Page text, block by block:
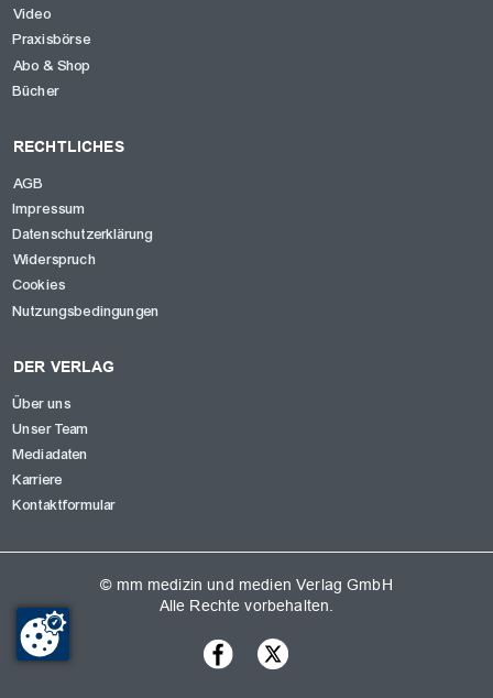
Video
Praxisbörse
Abo & Shop
Bücher
RECHTLICHES
AGB
Impressum
Datenschutzerklärung
Widerspruch
Cookies
Nutzungsbedingungen
DER VERLAG
Über uns
Unser Team
Mediadaten
Karriere
Kontaktformular
© mm medizin und medien Verlag GmbH
Alle Rechte vorbehalten.